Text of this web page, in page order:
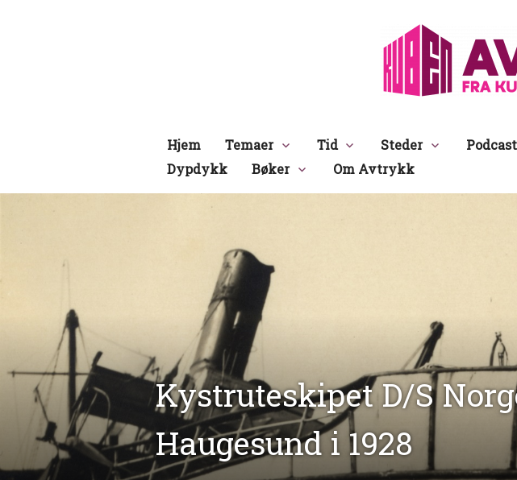
Hjem Temaer Tid Steder Podcast
Dypdykk
Bøker Om Avtrykk
Kystruteskipet D/S
Haugesund i 1928